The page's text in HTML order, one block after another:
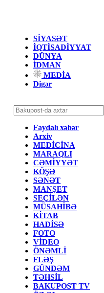
SİYASƏT
İQTİSADİYYAT
DÜNYA
İDMAN
MEDİA
Digər
Faydalı xəbər
Arxiv
MEDİCİNA
MARAQLI
CƏMİYYƏT
KÖŞƏ
SƏNƏT
MANŞET
SEÇİLƏN
MÜSAHİBƏ
KİTAB
HADİSƏ
FOTO
VİDEO
ÖNƏMLİ
FLƏŞ
GÜNDƏM
TƏHSİL
BAKUPOST TV